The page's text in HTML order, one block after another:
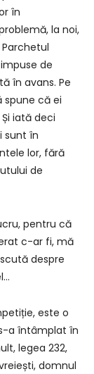
în
la noi,
de
în avans. Pe
spune că ei
iată deci
sunt în
lor, fără
de
pentru că
c-ar fi, mă
despre
este o
a întâmplat în
legea 232,
domnul